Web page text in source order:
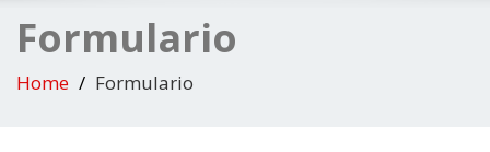
Formulario
Home Formulario